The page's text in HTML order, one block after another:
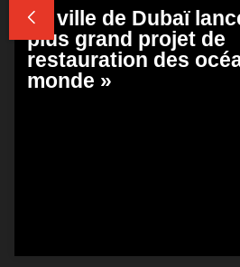
plus grand projet de
restauration des
monde »